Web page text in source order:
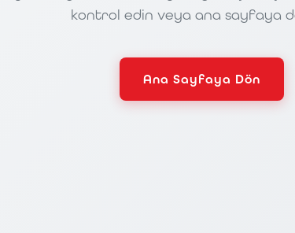
kontrol edin veya ana sayfaya
Ana Sayfaya Dön